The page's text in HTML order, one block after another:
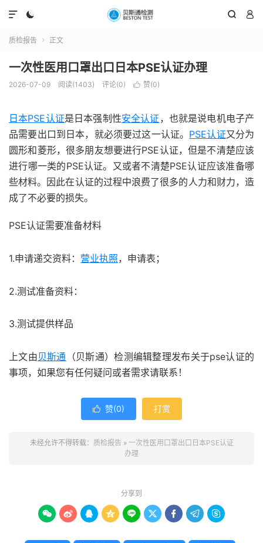
  

质检报告  正文
一次性医用口罩出口日本PSE认证办理
2026-07-09 阅读(1403) 评论(0)  赞(0)
日本PSE认证是日本强制性安全认证 ，也就是说电机电子产
品需要出口到日本，就必须要过这一认证。 PSE认证又分为
圆形和菱形，很多朋友想要进行PSE认证，但是不清楚应该
进行哪一类的PSE认证。又或者不清楚PSE认证应该准备哪
些材料。因此在认证的过程中浪费了很多的人力和财力，造
成了不必要的损失。
PSE认证需要准备材料
1.申请递交资料： 营业执照，申请表；
2.测试准备资料：
3.测试提供样品
上文由贝斯通 （贝斯通）检测编辑整理发布关于pse认证的
事项，如果您有任何疑问或者需求请联系！
 赞(0) 打赏
未经允许不得转载： 质检报告 » 一次性医用口罩出口日本PSE认证
办理
分享到
        